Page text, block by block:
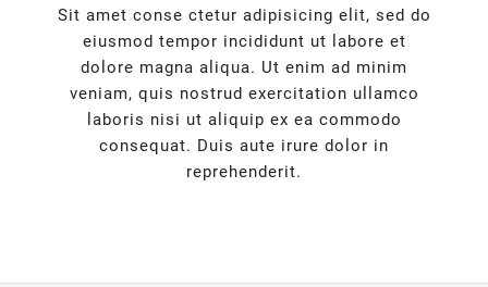
Sit amet conse ctetur adipisicing elit, sed do
eiusmod tempor incididunt ut labore et
dolore magna aliqua. Ut enim ad minim
veniam, quis nostrud exercitation ullamco
laboris nisi ut aliquip ex ea commodo
consequat. Duis aute irure dolor in
reprehenderit.